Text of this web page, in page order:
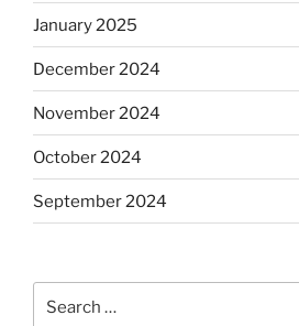
January 2025
December 2024
November 2024
October 2024
September 2024